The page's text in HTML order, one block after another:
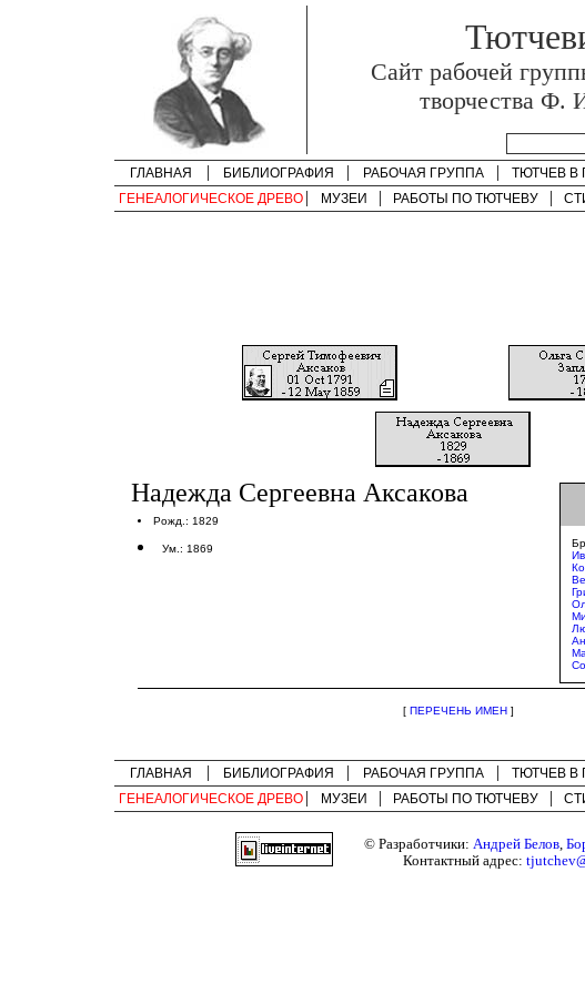
Cайт рабочей
творчества Ф.
ГЛАВНАЯ БИБЛИОГРАФИЯ РАБОЧАЯ ГРУППА ТЮТЧЕВ
ГЕНЕАЛОГИЧЕСКОЕ ДРЕВО
МУЗЕИ РАБОТЫ ПО ТЮТЧЕВУ
Надежда Сергеевна Аксакова
Рожд.: 1829
Ум.: 1869
[ ПЕРЕЧЕНЬ ИМЕН ]
ГЛАВНАЯ БИБЛИОГРАФИЯ РАБОЧАЯ ГРУППА ТЮТЧЕВ
ГЕНЕАЛОГИЧЕСКОЕ ДРЕВО
МУЗЕИ РАБОТЫ ПО ТЮТЧЕВУ
© Разработчики: Андрей Белов,
Контактный адрес: